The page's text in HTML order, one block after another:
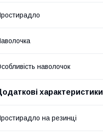
наволочок
характеристики
на резинці